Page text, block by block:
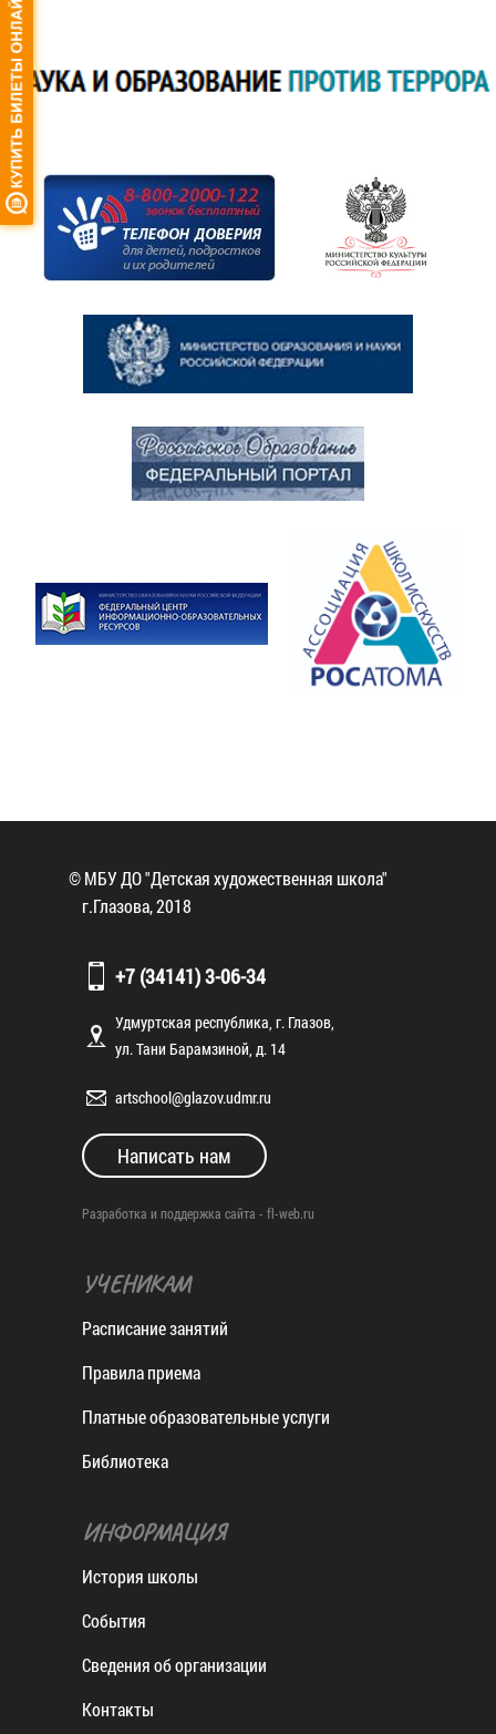
© МБУ ДО "Детская художественная школа"
г.Глазова, 2018
+7 (34141) 3-06-34
Удмуртская республика, г. Глазов,
ул. Тани Барамзиной, д. 14
artschool@glazov.udmr.ru
Написать нам
Разработка и поддержка сайта - fl-web.ru
УЧЕНИКАМ
Расписание занятий
Правила приема
Платные образовательные услуги
Библиотека
ИНФОРМАЦИЯ
История школы
События
Сведения об организации
Контакты